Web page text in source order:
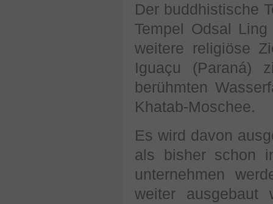
Der buddhistische
Tempel Odsal
weitere religiöse
Iguaçu (Paraná)
berühmten
Khatab-Moschee.
Es wird davon
als bisher schon
unternehmen
weiter ausgebaut